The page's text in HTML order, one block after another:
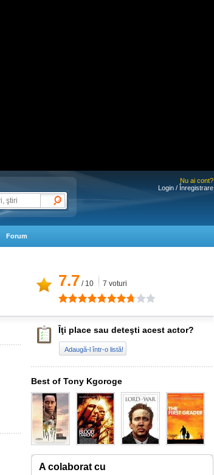
Nu ai cont?
Login / Înregistrare
Forum
7.7 / 10 7 voturi
Îţi place sau deteşti acest actor?
Adaugă-l într-o listă!
Best of Tony Kgoroge
A colaborat cu